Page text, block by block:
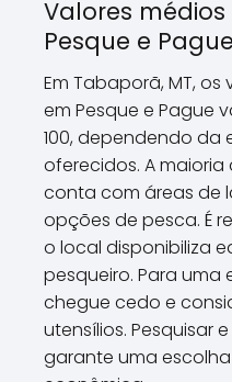
Valores
Pesque e
Em Tabaporã, MT,
em Pesque e Pague
100, dependendo da
oferecidos. A
conta com áreas de
opções de pesca. É
o local disponibiliza
pesqueiro. Para uma
chegue cedo e
utensílios. Pesquisar
garante uma